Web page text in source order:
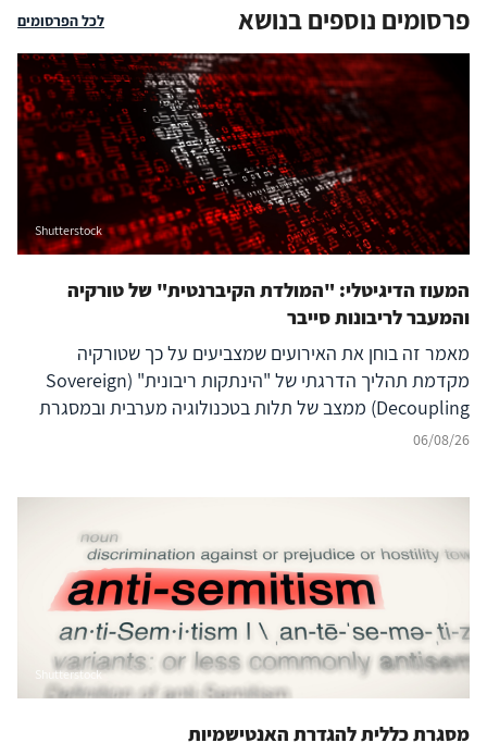
פרסומים נוספים בנושא לכל הפרסומים
Shutterstock
המעוז הדיגיטלי: "המולדת הקיברנטית" של טורקיה
והמעבר לריבונות סייבר
מאמר זה בוחן את האירועים שמצביעים על כך שטורקיה
מקדמת תהליך הדרגתי של "הינתקות ריבונית" (Sovereign
Decoupling) ממצב של תלות בטכנולוגיה מערבית ובמסגרת
ברית נאט"ו לעבר בניית יכולת סייבר עצמאית ולמעצמת סייבר
ישראל, יוון, קפריסין ויכולת הפעולה המשותפת
(Interoperability) של נאט"ו – נודעת משמעות רבה, המחייבת
בחינה אסטרטגית קפדנית.
06/08/26
Shutterstock
מסגרת כללית להגדרת האנטישמיות